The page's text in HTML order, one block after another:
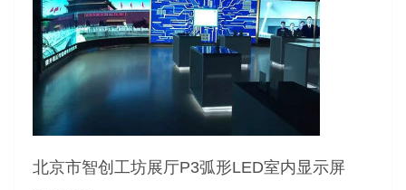
北京市智创工坊展厅P3弧形LED室内显示屏